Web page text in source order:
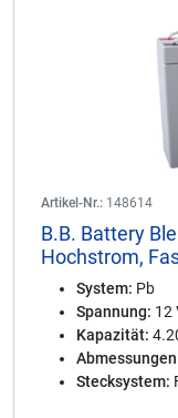
Artikel-Nr.: 148614
B.B. Battery
Hochstrom,
System: Pb
Spannung: 12
Kapazität:
Stecksystem: